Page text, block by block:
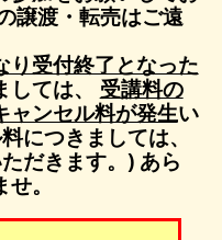
譲渡・転売はご遠
り受付終了となった
しては、 受講料の
ャンセル料が発生い
につきましては、
だきます。) あら
。